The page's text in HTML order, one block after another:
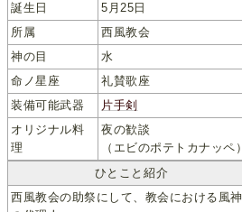
誕生日
5月25日
所属
西風教会
神の目
水
命ノ星座
礼賛歌座
装備可能武器
片手剣
オリジナル料
理
夜の歓談
（エビのポテトカナッペ）
ひとこと紹介
西風教会の助祭にして、教会における風神